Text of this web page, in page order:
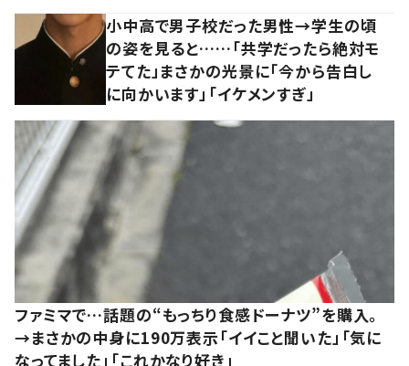
小中高で男子校だった男性→学生の頃
の姿を見ると……「共学だったら絶対モ
テてた」まさかの光景に「今から告白し
に向かいます」「イケメンすぎ」
ファミマで…話題の“もっちり食感ドーナツ”を購入。
→まさかの中身に190万表示「イイこと聞いた」「気に
なってました」「これかなり好き」